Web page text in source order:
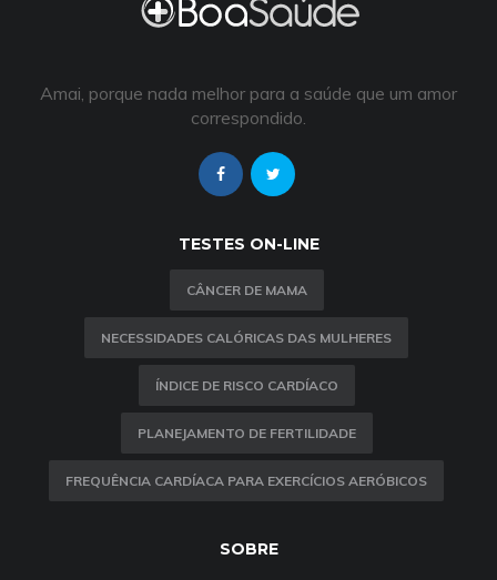
Amai, porque nada melhor para a saúde que um amor
correspondido.
TESTES ON-LINE
CÂNCER DE MAMA
NECESSIDADES CALÓRICAS DAS MULHERES
ÍNDICE DE RISCO CARDÍACO
PLANEJAMENTO DE FERTILIDADE
FREQUÊNCIA CARDÍACA PARA EXERCÍCIOS AERÓBICOS
SOBRE